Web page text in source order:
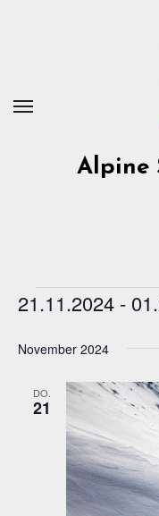
Alpine
21.11.2024 -
wählen.
November 2024
DO.
21